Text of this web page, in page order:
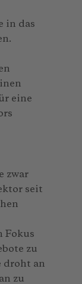
in das
eine
zwar
seit
Fokus
zu
droht an
zu